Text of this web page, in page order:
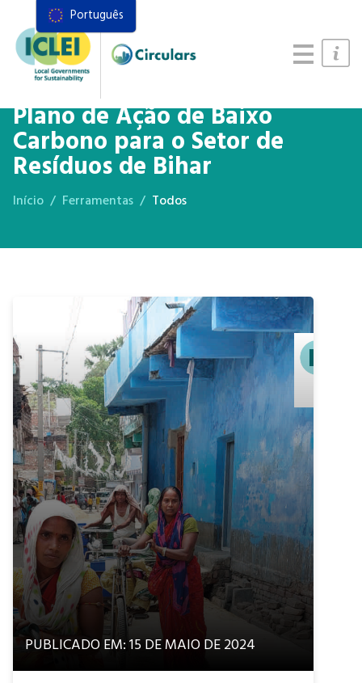
Recursos
Quadro de ações
Plano de Ação de Baixo
Carbono para o Setor de
Resíduos de Bihar
Início Ferramentas Todos
PUBLICADO EM: 15 DE MAIO DE 2024
Português